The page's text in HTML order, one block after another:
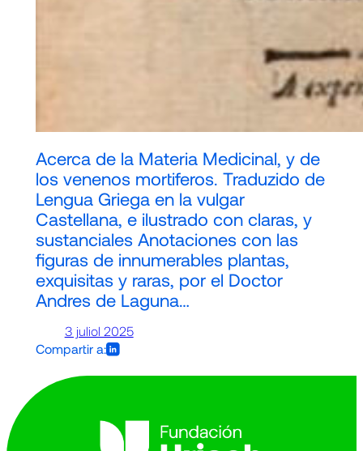
Acerca de la Materia Medicinal, y de
los venenos mortiferos. Traduzido de
Lengua Griega en la vulgar
Castellana, e ilustrado con claras, y
sustanciales Anotaciones con las
figuras de innumerables plantas,
exquisitas y raras, por el Doctor
Andres de Laguna…
3 juliol 2025
Compartir a: